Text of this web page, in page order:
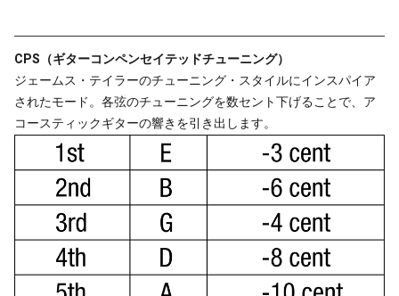
CPS（ギターコンペンセイテッドチューニング）
ジェームス・テイラーのチューニング・スタイルにインスパイア
されたモード。各弦のチューニングを数セント下げることで、ア
コースティックギターの響きを引き出します。